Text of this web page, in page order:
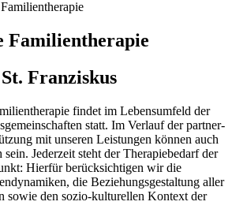
Familien­therapie
Franziskus
findet im Lebens­umfeld der
statt. Im Verlauf der partner­
mit unseren Leistungen können auch
Jederzeit steht der Therapie­bedarf der
Hierfür berück­sichtigen wir die
die Beziehungs­gestaltung aller
sowie den sozio-kulturellen Kontext der